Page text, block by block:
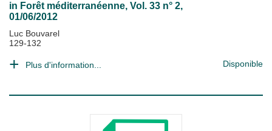
in Forêt méditerranéenne, Vol. 33 n° 2,
01/06/2012
Luc Bouvarel
129-132
Plus d'information... Disponible